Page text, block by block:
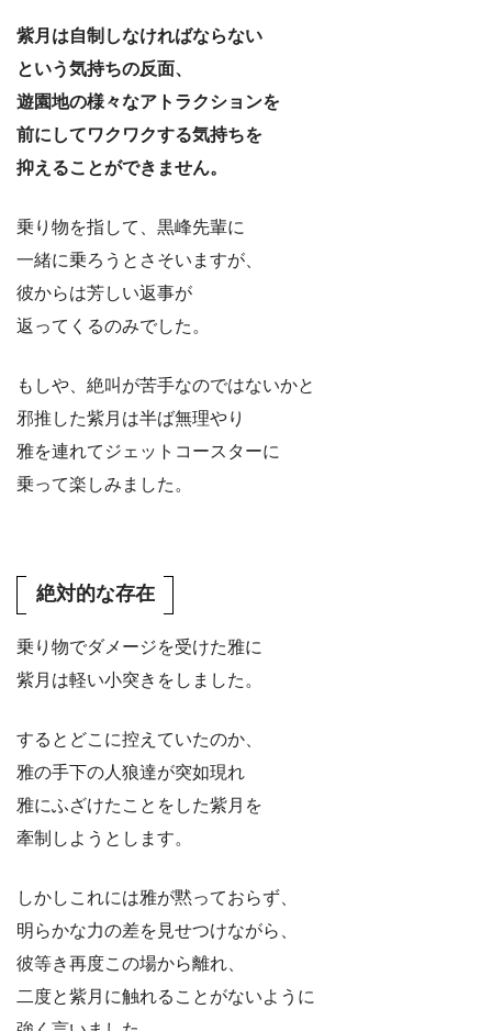
紫月は自制しなければならない
という気持ちの反面、
遊園地の様々なアトラクションを
前にしてワクワクする気持ちを
抑えることができません。
乗り物を指して、黒峰先輩に
一緒に乗ろうとさそいますが、
彼からは芳しい返事が
返ってくるのみでした。
もしや、絶叫が苦手なのではないかと
邪推した紫月は半ば無理やり
雅を連れてジェットコースターに
乗って楽しみました。
絶対的な存在
乗り物でダメージを受けた雅に
紫月は軽い小突きをしました。
するとどこに控えていたのか、
雅の手下の人狼達が突如現れ
雅にふざけたことをした紫月を
牽制しようとします。
しかしこれには雅が黙っておらず、
明らかな力の差を見せつけながら、
彼等き再度この場から離れ、
二度と紫月に触れることがないように